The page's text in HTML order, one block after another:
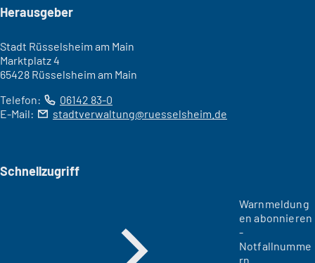
Seitenfuß
Herausgeber
Stadt Rüsselsheim am Main
Marktplatz 4
65428 Rüsselsheim am Main
Telefon:
06142 83-0
E-Mail:
stadtverwaltung ruesselsheim de
Schnellzugriff
Warnmeldung
en abonnieren
-
Notfallnumme
rn